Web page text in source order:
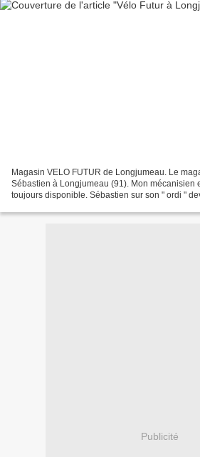
Magasin VELO FUTUR de Longjumeau. Le
Sébastien à Longjumeau (91). Mon mécanisien
toujours disponible. Sébastien sur son " ordi "
Publicité